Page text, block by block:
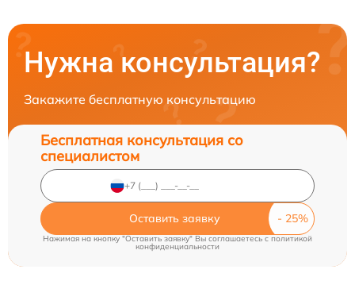
Нужна консультация?
Закажите бесплатную консультацию
Бесплатная консультация со
специалистом
Оставить заявку
Нажимая на кнопку "Оставить заявку" Вы соглашаетесь cполитикой
конфиденциальности